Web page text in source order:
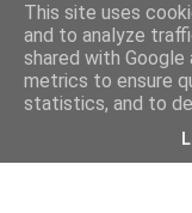
This site uses
and to analyze
shared with
metrics to ensure
statistics, and to